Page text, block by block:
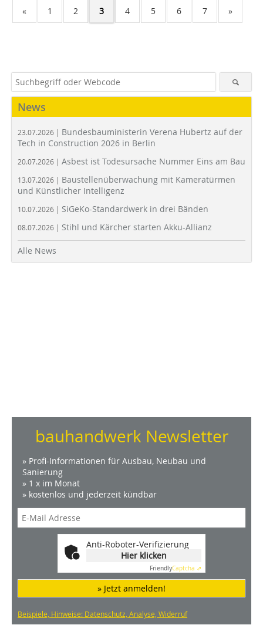
« 1 2 3 4 5 6 7 »
News
23.07.2026 | Bundesbauministerin Verena Hubertz auf der
Tech in Construction 2026 in Berlin
20.07.2026 | Asbest ist Todesursache Nummer Eins am Bau
13.07.2026 | Baustellenüberwachung mit Kameratürmen
und Künstlicher Intelligenz
10.07.2026 | SiGeKo-Standardwerk in drei Bänden
08.07.2026 | Stihl und Kärcher starten Akku-Allianz
Alle News
bauhandwerk Newsletter
» Profi-Informationen für Ausbau, Neubau und
Sanierung
» 1 x im Monat
» kostenlos und jederzeit kündbar
Anti-Roboter-Verifizierung
Hier klicken
FriendlyCaptcha ⇗
» Jetzt anmelden!
Beispiele, Hinweise: Datenschutz, Analyse, Widerruf